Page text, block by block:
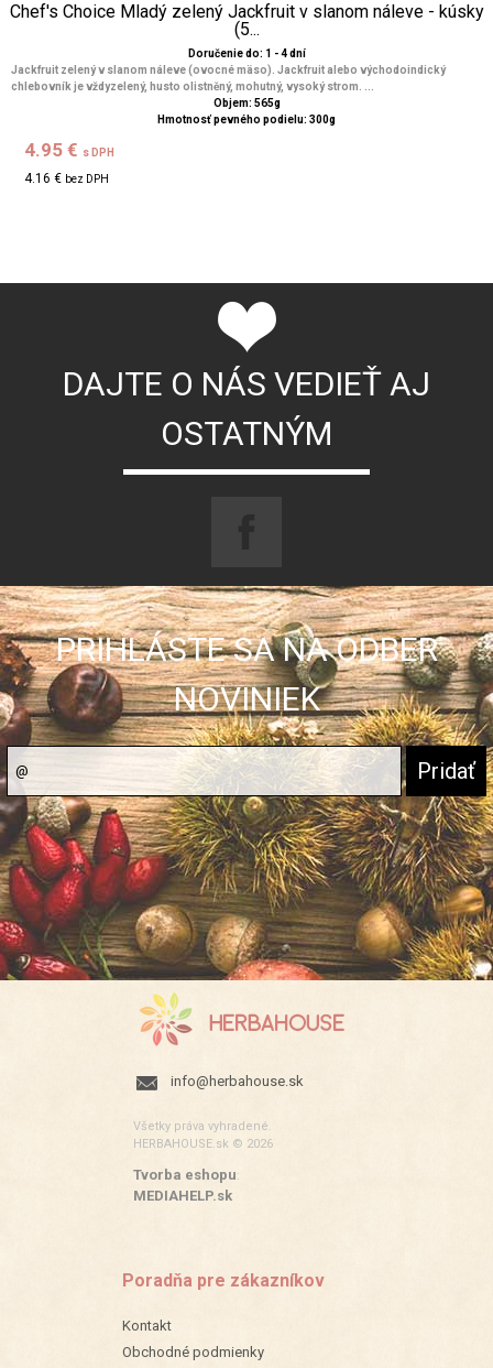
Chef's Choice Mladý zelený Jackfruit v slanom náleve - kúsky
(5...
Doručenie do: 1 - 4 dní
Jackfruit zelený v slanom náleve (ovocné mäso). Jackfruit alebo východoindický
chlebovník je vždyzelený, husto olistněný, mohutný, vysoký strom. ...
Objem: 565g
Hmotnosť pevného podielu: 300g
4.95 € s DPH
4.16 € bez DPH
DAJTE O NÁS VEDIEŤ AJ
OSTATNÝM
PRIHLÁSTE SA NA ODBER
NOVINIEK
info@herbahouse.sk
Všetky práva vyhradené.
HERBAHOUSE.sk © 2026
Tvorba eshopu:
MEDIAHELP.sk
Poradňa pre zákazníkov
Kontakt
Obchodné podmienky